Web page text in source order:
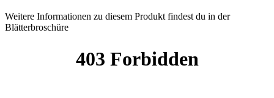
Weitere Informationen zu diesem Produkt findest du in der
Blätterbroschüre